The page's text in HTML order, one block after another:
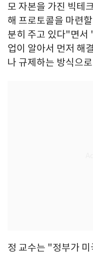
모 자본을 가진 빅테
해 프로토콜을 마련
분히 주고 있다"면서
업이 알아서 먼저 해
나 규제하는 방식으
정 교수는 "정부가 미